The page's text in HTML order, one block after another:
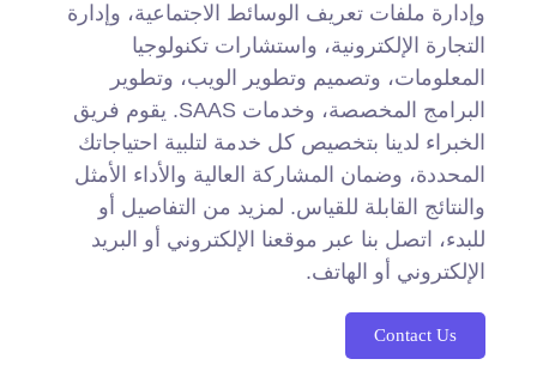
وإدارة ملفات تعريف الوسائط الاجتماعية، وإدارة
التجارة الإلكترونية، واستشارات تكنولوجيا
المعلومات، وتصميم وتطوير الويب، وتطوير
البرامج المخصصة، وخدمات SAAS. يقوم فريق
الخبراء لدينا بتخصيص كل خدمة لتلبية احتياجاتك
المحددة، وضمان المشاركة العالية والأداء الأمثل
والنتائج القابلة للقياس. لمزيد من التفاصيل أو
للبدء، اتصل بنا عبر موقعنا الإلكتروني أو البريد
الإلكتروني أو الهاتف.
Contact Us